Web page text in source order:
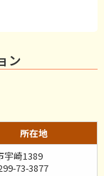
ン
所在地
宇崎1389
73-3877